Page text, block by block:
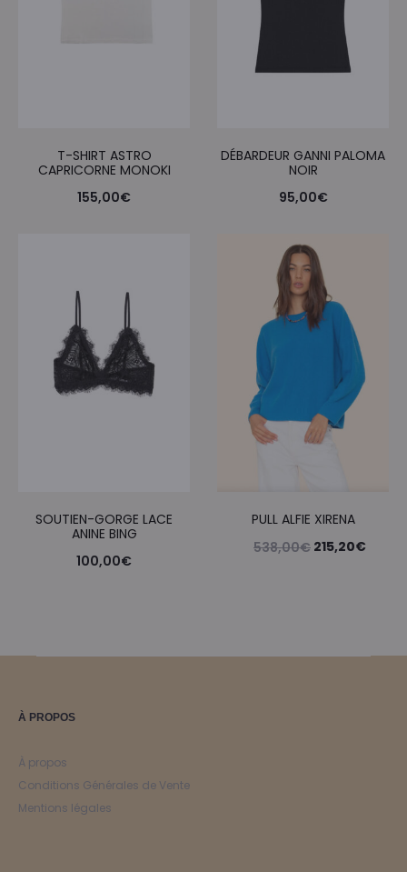
T-SHIRT ASTRO
CAPRICORNE MONOKI
155,00€
DÉBARDEUR GANNI PALOMA
NOIR
95,00€
SOUTIEN-GORGE LACE
ANINE BING
100,00€
PULL ALFIE XIRENA
538,00€ Le
538,00€.
215,20€
À PROPOS
À propos
Conditions Générales de Vente
Mentions légales